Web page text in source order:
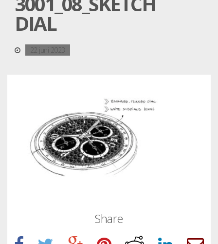
DIAL
22 juni 2023
Share